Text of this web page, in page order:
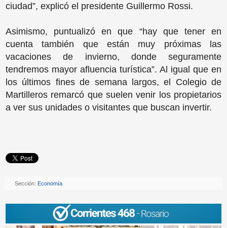
ciudad”, explicó el presidente Guillermo Rossi.
Asimismo, puntualizó en que “hay que tener en
cuenta también que están muy próximas las
vacaciones de invierno, donde seguramente
tendremos mayor afluencia turística”. Al igual que en
los últimos fines de semana largos, el Colegio de
Martilleros remarcó que suelen venir los propietarios
a ver sus unidades o visitantes que buscan invertir.
Sección: Economía